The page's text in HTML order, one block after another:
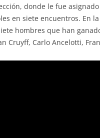
donde le fue
en siete encuentros.
hombres que han
Cruyff, Carlo Ancelotti,